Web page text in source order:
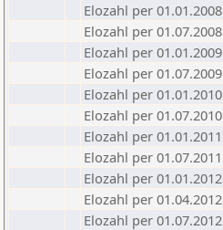
Elozahl per 01.01.2008
Elozahl per 01.07.2008
Elozahl per 01.01.2009
Elozahl per 01.07.2009
Elozahl per 01.01.2010
Elozahl per 01.07.2010
Elozahl per 01.01.2011
Elozahl per 01.07.2011
Elozahl per 01.01.2012
Elozahl per 01.04.2012
Elozahl per 01.07.2012